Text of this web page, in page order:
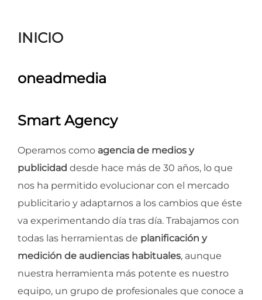
INICIO
oneadmedia
Smart Agency
Operamos como agencia de medios y
publicidad desde hace más de 30 años, lo que
nos ha permitido evolucionar con el mercado
publicitario y adaptarnos a los cambios que éste
va experimentando día tras día. Trabajamos con
todas las herramientas de planificación y
medición de audiencias habituales, aunque
nuestra herramienta más potente es nuestro
equipo, un grupo de profesionales que conoce a